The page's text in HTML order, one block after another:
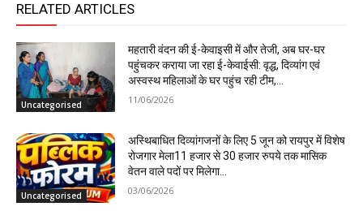
RELATED ARTICLES
Uncategorised
महतारी वंदन की ई-केवाइसी में और तेजी, अब घर-घर
पहुंचकर कराया जा रहा ई-केवाईसी: वृद्ध, दिव्यांग एवं
अस्वस्थ महिलाओं के घर पहुंच रही टीम,...
11/06/2026
Uncategorised
अस्थिबाधित दिव्यांगजनों के लिए 5 जून को रायपुर में विशेष
रोजगार मेला11 हजार से 30 हजार रुपये तक मासिक
वेतन वाले पदों पर मिलेगा...
03/06/2026